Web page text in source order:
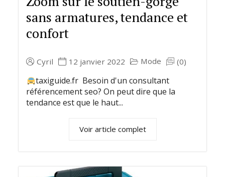
sans armatures, tendance et
confort
Cyril 12 janvier 2022 Mode (0)
taxiguide.fr Besoin d'un consultant
référencement seo? On peut dire que la
tendance est que le haut...
Voir article complet